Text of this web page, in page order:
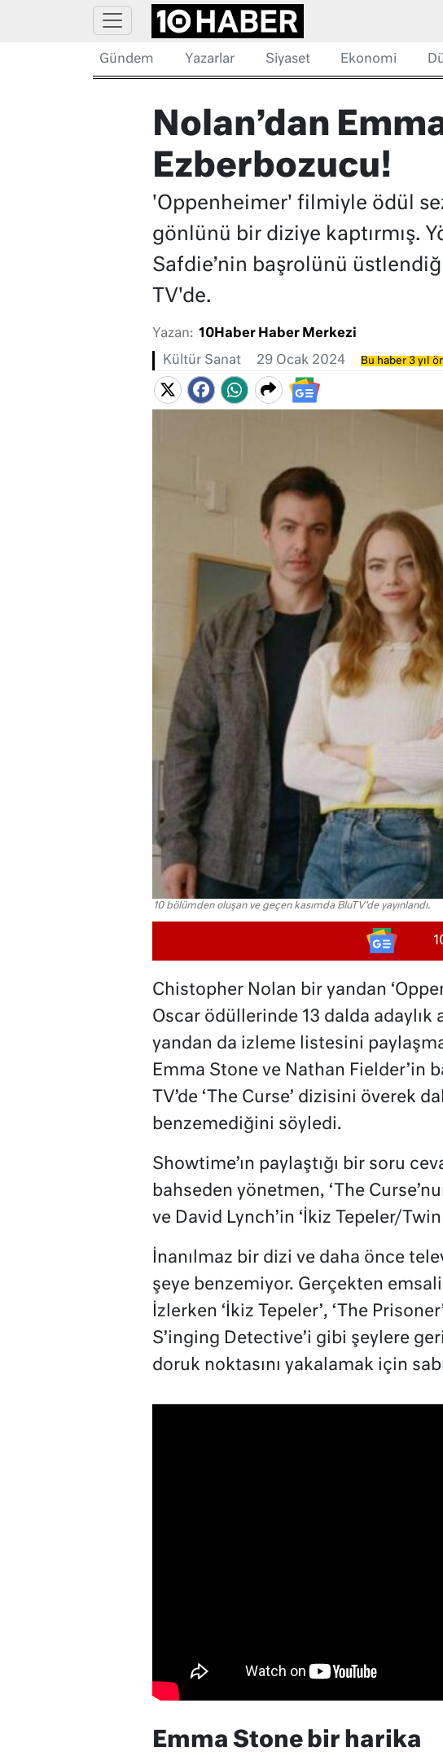
Gündem Yazarlar Siyaset Ekonomi
Nolan’dan
Ezberbozucu!
'Oppenheimer' filmiyle ödül
gönlünü bir diziye kaptırmış.
Safdie’nin başrolünü
TV'de.
Yazan: 10Haber Haber Merkezi
Kültür Sanat 29 Ocak 2024 Bu haber 3 yıl
10 bölümden oluşan ve geçen kasımda BluTV'de yayınlandı.
Chistopher Nolan bir yandan
Oscar ödüllerinde 13 dalda adaylık
yandan da izleme listesini
Emma Stone ve Nathan Fielder’in
TV’de ‘The Curse’ dizisini överek
benzemediğini söyledi.
Showtime’ın paylaştığı bir soru
bahseden yönetmen, ‘The
ve David Lynch’in ‘İkiz Tepeler/
İnanılmaz bir dizi ve daha önce
şeye benzemiyor. Gerçekten
İzlerken ‘İkiz Tepeler’, ‘The
S’inging Detective’i gibi şeylere
doruk noktasını yakalamak için
Emma Stone bir harika